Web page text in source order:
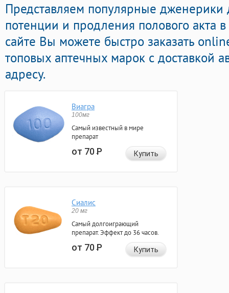
Представляем популярные дженерики
потенции и продления полового акта
сайте Вы можете быстро заказать
топовых аптечных марок с доставкой
адресу.
Виагра
100мг
Самый известный в мире
препарат
от 70Р Купить
Сиалис
20 мг
Самый долгоиграющий
препарат. Эффект до 36 часов.
от 70Р Купить